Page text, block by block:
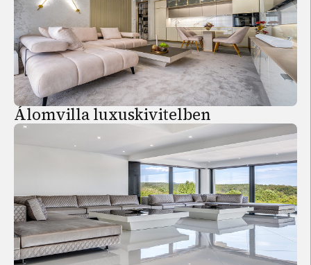
Álomvilla luxuskivitelben